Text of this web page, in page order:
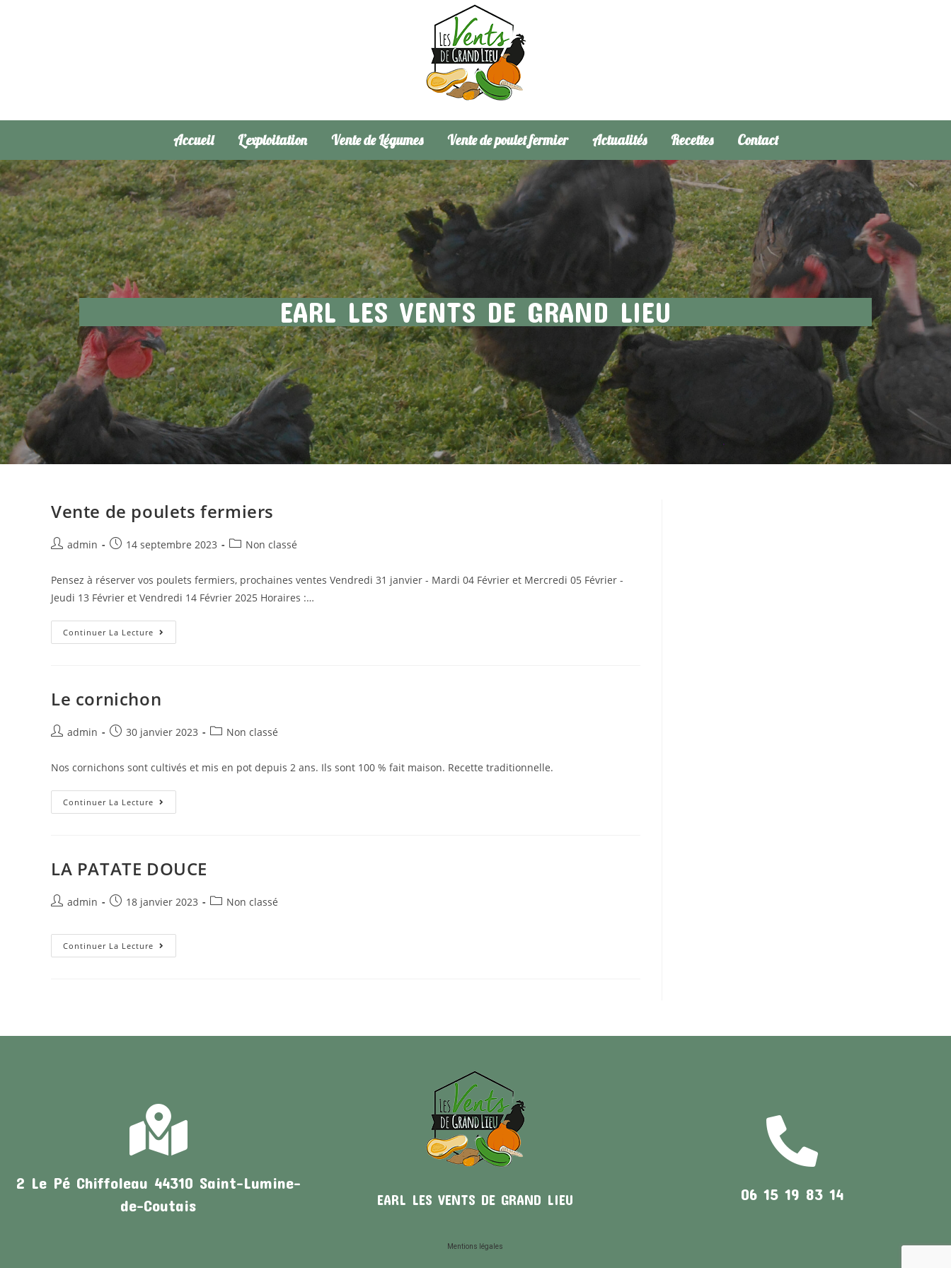
Accueil L’exploitation Vente de Légumes Vente de poulet fermier Actualités Recettes Contact
EARL LES VENTS DE GRAND LIEU
Vente de poulets fermiers
admin 14 septembre 2023 Non classé
Pensez à réserver vos poulets fermiers, prochaines ventes Vendredi 31 janvier - Mardi 04 Février et Mercredi 05 Février -
Jeudi 13 Février et Vendredi 14 Février 2025 Horaires :…
Continuer La Lecture
Le cornichon
admin 30 janvier 2023 Non classé
Nos cornichons sont cultivés et mis en pot depuis 2 ans. Ils sont 100 % fait maison. Recette traditionnelle.
Continuer La Lecture
LA PATATE DOUCE
admin 18 janvier 2023 Non classé
Continuer La Lecture
2 Le Pé Chiffoleau 44310 Saint-Lumine-
de-Coutais
EARL LES VENTS DE GRAND LIEU
Mentions légales
06 15 19 83 14